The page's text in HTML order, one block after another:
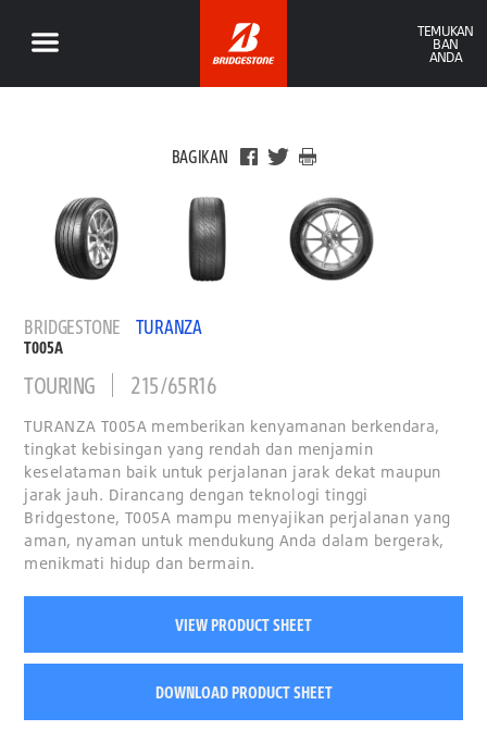
TEMUKAN
BAN
ANDA
BAGIKAN
BRIDGESTONE TURANZA
T005A
TOURING 215/65R16
TURANZA T005A memberikan kenyamanan berkendara,
tingkat kebisingan yang rendah dan menjamin
keselataman baik untuk perjalanan jarak dekat maupun
jarak jauh. Dirancang dengan teknologi tinggi
Bridgestone, T005A mampu menyajikan perjalanan yang
aman, nyaman untuk mendukung Anda dalam bergerak,
menikmati hidup dan bermain.
VIEW PRODUCT SHEET
DOWNLOAD PRODUCT SHEET